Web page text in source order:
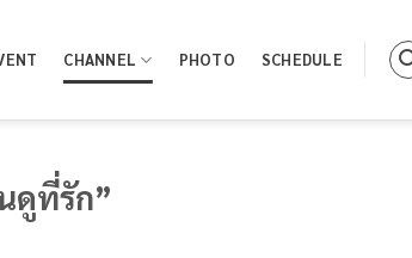
CHANNEL PHOTO SCHEDULE
ดูที่รัก”